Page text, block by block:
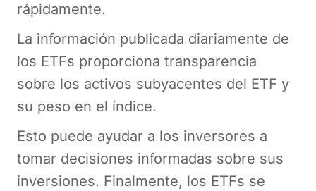
rápidamente.
La información publicada diariamente de
los ETFs proporciona transparencia
sobre los activos subyacentes del ETF y
su peso en el índice.
Esto puede ayudar a los inversores a
tomar decisiones informadas sobre sus
inversiones. Finalmente, los ETFs se